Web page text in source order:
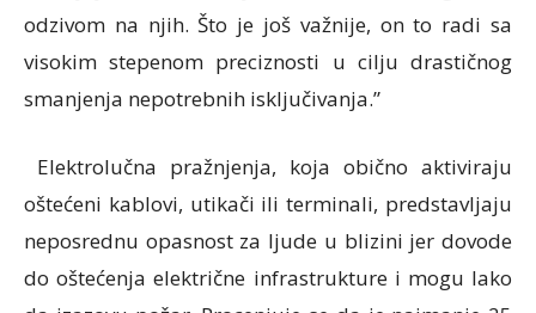
odzivom na njih. Što je još važnije, on to radi sa
visokim stepenom preciznosti u cilju drastičnog
smanjenja nepotrebnih isključivanja.”
Elektrolučna pražnjenja, koja obično aktiviraju
oštećeni kablovi, utikači ili terminali, predstavljaju
neposrednu opasnost za ljude u blizini jer dovode
do oštećenja električne infrastrukture i mogu lako